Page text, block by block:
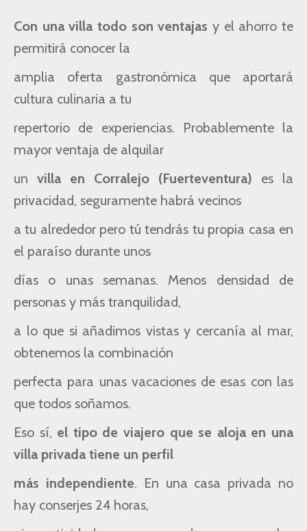
Con una villa todo son ventajas y el ahorro te
permitirá conocer la
amplia oferta gastronómica que aportará
cultura culinaria a tu
repertorio de experiencias. Probablemente la
mayor ventaja de alquilar
un villa en Corralejo (Fuerteventura) es la
privacidad, seguramente habrá vecinos
a tu alrededor pero tú tendrás tu propia casa en
el paraíso durante unos
días o unas semanas. Menos densidad de
personas y más tranquilidad,
a lo que si añadimos vistas y cercanía al mar,
obtenemos la combinación
perfecta para unas vacaciones de esas con las
que todos soñamos.
Eso sí, el tipo de viajero que se aloja en una
villa privada tiene un perfil
más independiente. En una casa privada no
hay conserjes 24 horas,